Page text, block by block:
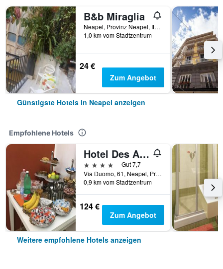
B&b Miraglia
Neapel, Provinz Neapel, Italien
1,0 km vom Stadtzentrum
24 €
Zum Angebot
Günstigste Hotels in Neapel anzeigen
Empfohlene Hotels
Hotel Des Artistes
4 Sterne
Gut 7,7
Via Duomo, 61, Neapel, Provinz Neapel, Italien
0,9 km vom Stadtzentrum
124 €
Zum Angebot
Weitere empfohlene Hotels anzeigen